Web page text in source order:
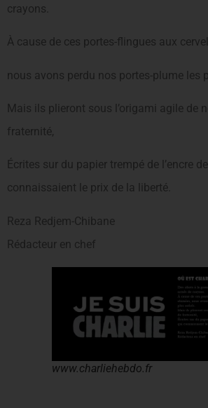
crayons.
À cause de ces portes-flingues aux
nous avons perdu nos portes-plume les
Mais ils plieront sous l’origami agile de
fraternité,
Écrites sur du papier trempé de l’encre
connaissaient le prix de la liberté.
Reza Redjem-Chibane
Rédacteur en chef
www.charliehebdo.fr